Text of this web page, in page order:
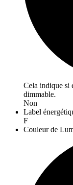
Cela indique si
dimmable.
Non
Label
F
Couleur de